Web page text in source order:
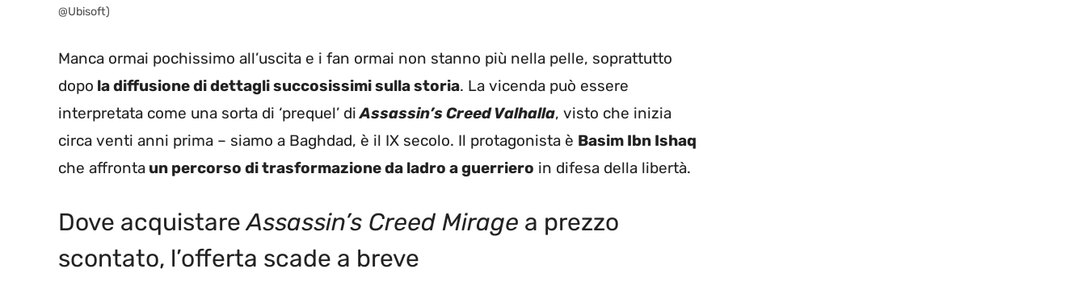
@Ubisoft)
Manca ormai pochissimo all’uscita e i fan ormai non stanno più nella pelle, soprattutto
dopo la diffusione di dettagli succosissimi sulla storia. La vicenda può essere
interpretata come una sorta di ‘prequel’ diAssassin’s Creed Valhalla, visto che inizia
circa venti anni prima – siamo a Baghdad, è il IX secolo. Il protagonista è Basim Ibn Ishaq
che affronta un percorso di trasformazione da ladro a guerriero in difesa della libertà.
Dove acquistareAssassin’s Creed Mirage a prezzo
scontato, l’offerta scade a breve